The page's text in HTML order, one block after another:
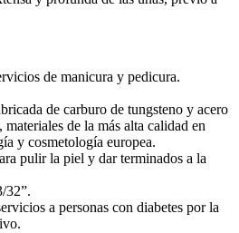
de manicura y pedicura.
de carburo de tungsteno y acero
de la más alta calidad en
y cosmetología europea.
pulir la piel y dar terminados a la
32”.
a personas con diabetes por la